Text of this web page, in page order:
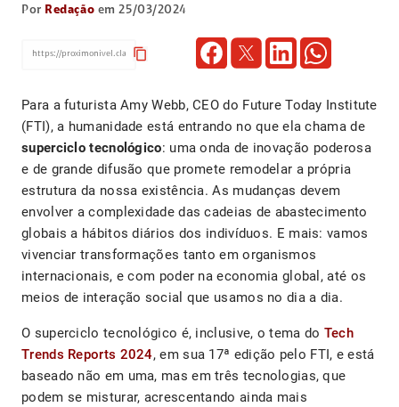
Por Redação em 25/03/2024
content_copy
Para a futurista Amy Webb, CEO do Future Today Institute
(FTI), a humanidade está entrando no que ela chama de
superciclo tecnológico: uma onda de inovação poderosa
e de grande difusão que promete remodelar a própria
estrutura da nossa existência. As mudanças devem
envolver a complexidade das cadeias de abastecimento
globais a hábitos diários dos indivíduos. E mais: vamos
vivenciar transformações tanto em organismos
internacionais, e com poder na economia global, até os
meios de interação social que usamos no dia a dia.
O superciclo tecnológico é, inclusive, o tema do Tech
Trends Reports 2024, em sua 17ª edição pelo FTI, e está
baseado não em uma, mas em três tecnologias, que
podem se misturar, acrescentando ainda mais